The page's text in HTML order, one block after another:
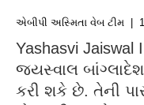
એબીપી અસ્મિતા વેબ ટીમ |
Yashasvi Jaiswal
જયસ્વાલ
કરી શકે છે. તેની